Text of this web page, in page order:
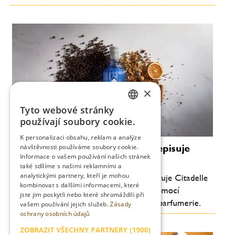
Luxus bez promile: Citadelle přepisuje
pravidla ginu
Průkopník moderního craft ginu představuje Citadelle
0.0 – nealkoholický destilát vytvořený pomocí
technologií inspirovaných světem haute parfumerie.
ENGLISH
×
Tyto webové stránky
používají soubory cookie.
K personalizaci obsahu, reklam a analýze
návštěvnosti používáme soubory cookie.
Informace o vašem používání našich stránek
také sdílíme s našimi reklamními a
analytickými partnery, kteří je mohou
kombinovat s dalšími informacemi, které
jste jim poskytli nebo které shromáždili při
vašem používání jejich služeb.Zásady
ochrany osobních údajů
ZOBRAZIT VŠECHNY PARTNERY (1900)